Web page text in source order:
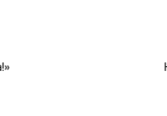
Какое